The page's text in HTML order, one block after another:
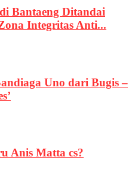
Bantaeng Ditandai
Integritas Anti...
Uno dari Bugis –
Anis Matta cs?